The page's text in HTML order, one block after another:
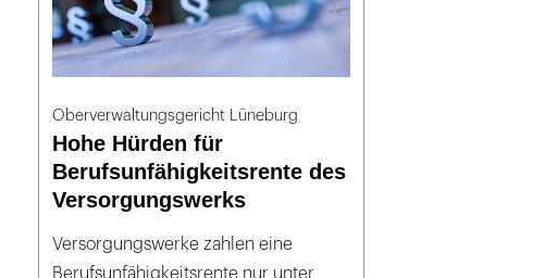
Oberverwaltungsgericht Lüneburg
Hohe Hürden für
Berufsunfähigkeitsrente des
Versorgungswerks
Versorgungswerke zahlen eine
Berufsunfähigkeitsrente nur unter